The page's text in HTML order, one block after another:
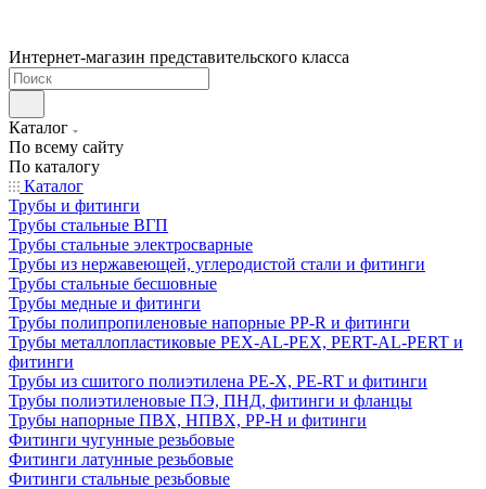
Интернет-магазин представительского класса
Каталог
По всему сайту
По каталогу
Каталог
Трубы и фитинги
Трубы стальные ВГП
Трубы стальные электросварные
Трубы из нержавеющей, углеродистой стали и фитинги
Трубы стальные бесшовные
Трубы медные и фитинги
Трубы полипропиленовые напорные PP-R и фитинги
Трубы металлопластиковые PEX-AL-PEX, PERT-AL-PERT и
фитинги
Трубы из сшитого полиэтилена PE-X, PE-RT и фитинги
Трубы полиэтиленовые ПЭ, ПНД, фитинги и фланцы
Трубы напорные ПВХ, НПВХ, PP-H и фитинги
Фитинги чугунные резьбовые
Фитинги латунные резьбовые
Фитинги стальные резьбовые